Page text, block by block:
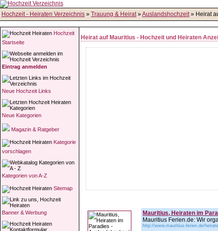
Hochzeit - Heiraten Verzeichnis » Trauung & Heirat»Auslandshochzeit» Heirat
Hochzeit
Startseite
Eintrag anmelden
Neue Hochzeit Links
Neue Kategorien
Magazin & Ratgeber
Kategorie
vorschlagen
Kategorien von A-Z
Sitemap
Banner & Werbung
Heirat auf Mauritius - Hochzeit und Heiraten
Mauritius, Heiraten im
Mauritius Ferien.de: Wir
http://www.mauritius-ferien.de/